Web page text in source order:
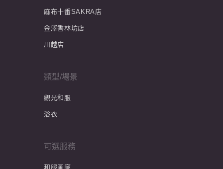
麻布十番SAKRA店
金澤香林坊店
川越店
類型/場景
觀光和服
浴衣
可選服務
和服画廊